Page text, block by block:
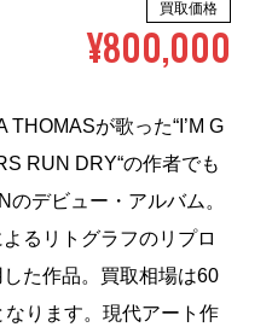
買取価格
¥800,000
が歌った“I’M G
RUN DRY“の作者でも
デビュー・アルバム。
るリトグラフのリプロ
た作品。買取相場は60
ります。現代アート作